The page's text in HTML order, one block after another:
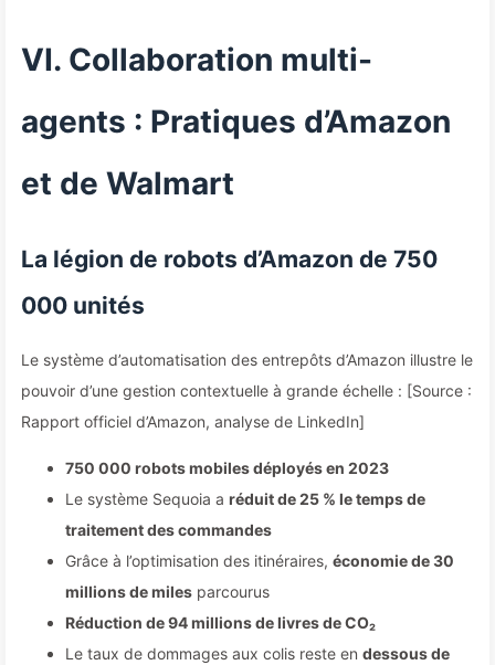
VI. Collaboration multi-
agents : Pratiques d’Amazon
et de Walmart
La légion de robots d’Amazon de 750
000 unités
Le système d’automatisation des entrepôts d’Amazon illustre le
pouvoir d’une gestion contextuelle à grande échelle : [Source :
Rapport officiel d’Amazon, analyse de LinkedIn]
750 000 robots mobiles déployés en 2023
Le système Sequoia a réduit de 25 % le temps de
traitement des commandes
Grâce à l’optimisation des itinéraires, économie de 30
millions de miles parcourus
Réduction de 94 millions de livres de CO₂
Le taux de dommages aux colis reste en dessous de